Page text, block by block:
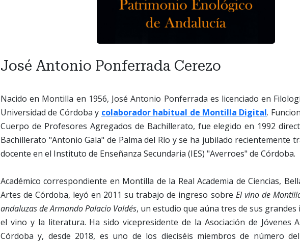
José Antonio Ponferrada Cerezo
Nacido en Montilla en 1956, José Antonio Ponferrada es licenciado en
Universidad de Córdoba y colaborador habitual de Montilla Digital.
Cuerpo de Profesores Agregados de Bachillerato, fue elegido en 1992
Bachillerato "Antonio Gala" de Palma del Río y se ha jubilado recientemente
docente en el Instituto de Enseñanza Secundaria (IES) "Averroes" de Córdoba.
Académico correspondiente en Montilla de la Real Academia de Ciencias,
Artes de Córdoba, leyó en 2011 su trabajo de ingreso sobre El vino de
andaluzas de Armando Palacio Valdés, un estudio que aúna tres de sus
el vino y la literatura. Ha sido vicepresidente de la Asociación de Jóvenes
Córdoba y, desde 2018, es uno de los dieciséis miembros de número